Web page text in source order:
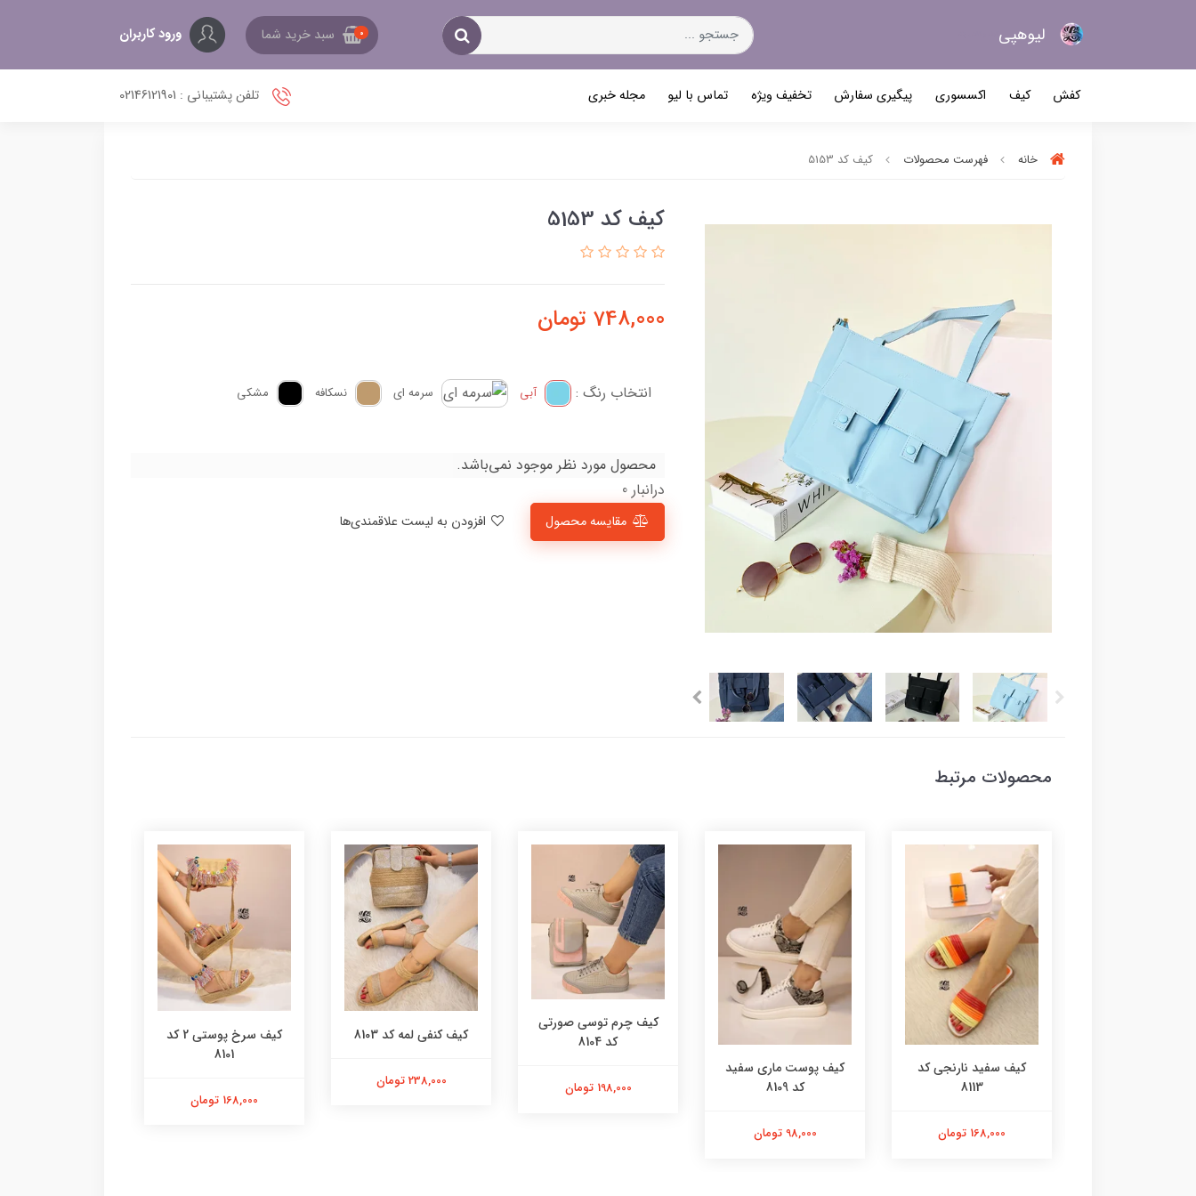
لیو‌هپی 0 سبد خرید شما ورود کاربران
کفش کیف اکسسوری پیگیری سفارش تخفیف ویژه تماس با لیو مجله خبری تلفن پشتیبانی : 02146121901
خانه فهرست محصولات کیف کد 5153
کیف کد 5153
748,000 تومان
انتخاب رنگ : آبی سرمه ای نسکافه مشکی
محصول مورد نظر موجود نمی‌باشد.
درانبار 0
مقایسه محصول
محصولات مرتبط
کیف سفید نارنجی کد
8113
168,000 تومان
کیف پوست ماری سفید
کد 8109
98,000 تومان
کیف چرم توسی صورتی
کد 8104
198,000 تومان
کیف کنفی لمه کد 8103
238,000 تومان
کیف سرخ پوستی 2 کد
8101
168,000 تومان